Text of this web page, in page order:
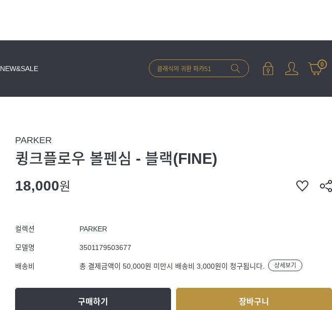
NEW&SALE 0
PARKER
큉크플로우 볼펜심 - 블랙(FINE)
18,000원
컬렉션 PARKER
모델명 3501179503677
배송비 총 결제금액이 50,000원 미만시 배송비 3,000원이 청구됩니다. 상세보기
구매하기 장바구니